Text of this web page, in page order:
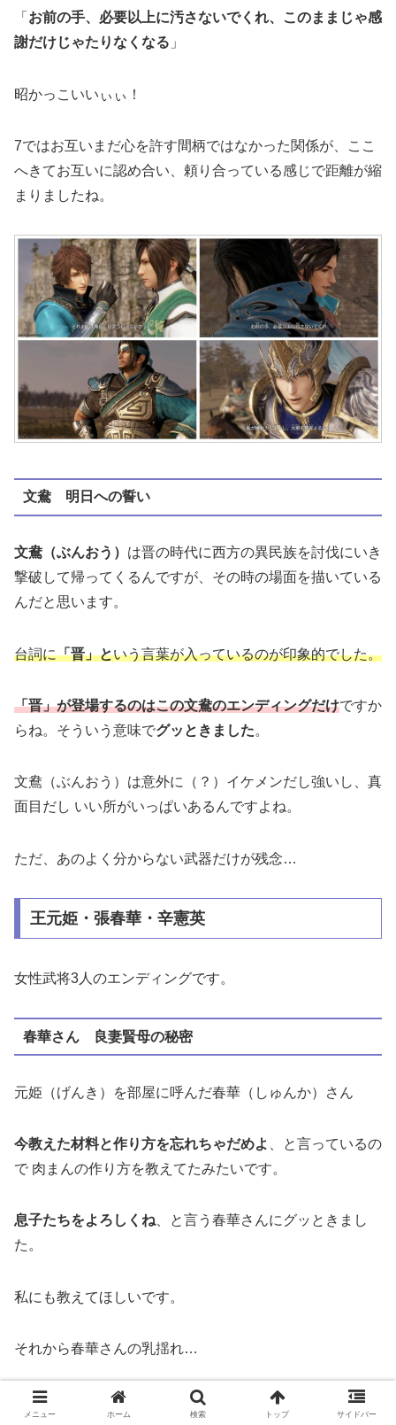
「 お前の手、必要以上に汚さないでくれ、このままじゃ感
謝だけじゃたりなくなる 」
昭かっこいいぃぃ！
7ではお互いまだ心を許す間柄ではなかった関係が、ここ
へきてお互いに認め合い、頼り合っている感じで距離が縮
まりましたね。
文鴦 明日への誓い
文鴦（ぶんおう） は晋の時代に西方の異民族を討伐にいき
撃破して帰ってくるんですが、その時の場面を描いている
んだと思います。
台詞に「晋」という言葉が入っているのが印象的でした。
「晋」が登場するのはこの文鴦のエンディングだけですか
らね。そういう意味でグッときました。
文鴦（ぶんおう）は意外に（？）イケメンだし強いし、真
面目だし いい所がいっぱいあるんですよね。
ただ、あのよく分からない武器だけが残念…
王元姫・張春華・辛憲英
女性武将3人のエンディングです。
春華さん 良妻賢母の秘密
元姫（げんき）を部屋に呼んだ春華（しゅんか）さん
今教えた材料と作り方を忘れちゃだめよ
、と言っているの
で 肉まんの作り方を教えてたみたいです。
息子たちをよろしくね 、と言う春華さんにグッときまし
た。
私にも教えてほしいです。
それから春華さんの乳揺れ…
辛憲英 光の在り処
メニュー ホーム 検索 トップ サイドバー